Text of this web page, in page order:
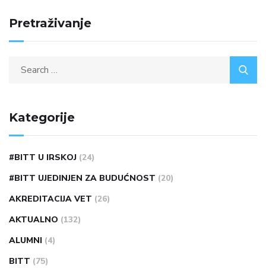
Pretraživanje
Kategorije
#BITT U IRSKOJ (24)
#BITT UJEDINJEN ZA BUDUĆNOST (20)
AKREDITACIJA VET (26)
AKTUALNO (132)
ALUMNI (4)
BITT (75)